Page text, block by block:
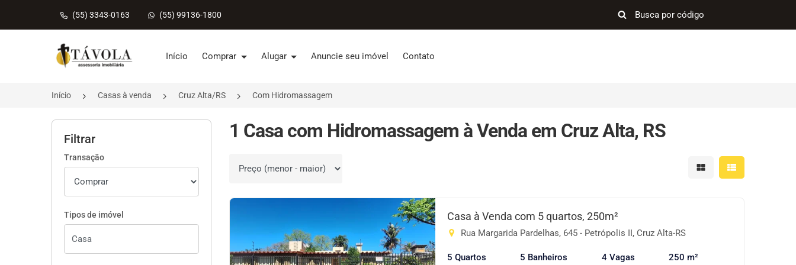
(55) 3343-0163 (55) 99136-1800
Página inicial
Início Comprar Alugar Anuncie seu imóvel Contato
Início Casas à venda Cruz Alta/RS Com Hidromassagem
Filtrar
Transação
Tipos de imóvel
1 Casa com Hidromassagem à Venda em Cruz Alta, RS
Ordenar por Mostrar resultados em
Mostrar
Casa à Venda com 5 quartos, 250m²
Rua Margarida Pardelhas, 645 - Petrópolis II, Cruz Alta-RS
5 Quartos 5 Banheiros 4 Vagas 250 m²